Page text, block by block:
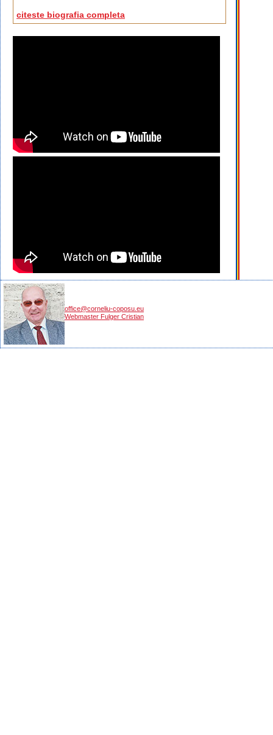
citeste biografia completa
office@corneliu-coposu.eu
Webmaster Fulger Cristian